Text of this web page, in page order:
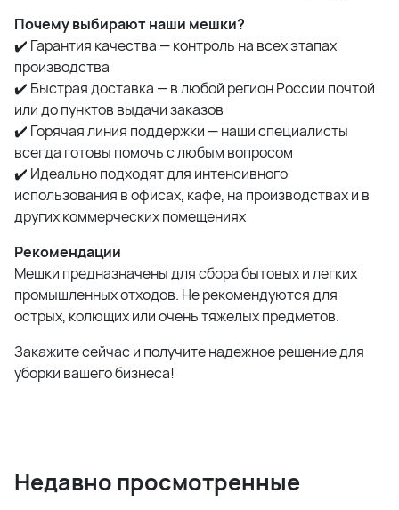
Почему выбирают наши мешки?
✔️ Гарантия качества — контроль на всех этапах
производства
✔️ Быстрая доставка — в любой регион России почтой
или до пунктов выдачи заказов
✔️ Горячая линия поддержки — наши специалисты
всегда готовы помочь с любым вопросом
✔️ Идеально подходят для интенсивного
использования в офисах, кафе, на производствах и в
других коммерческих помещениях
Рекомендации
Мешки предназначены для сбора бытовых и легких
промышленных отходов. Не рекомендуются для
острых, колющих или очень тяжелых предметов.
Закажите сейчас и получите надежное решение для
уборки вашего бизнеса!
Недавно просмотренные